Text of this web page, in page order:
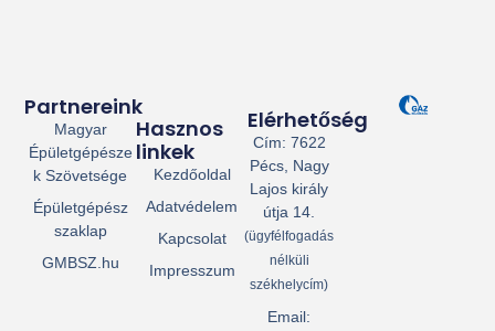
Elérhetőség
Cím: 7622
Pécs, Nagy
Lajos király
útja 14.
(ügyfélfogadás
nélküli
székhelycím)
Email:
Hasznos
linkek
Kezdőoldal
Adatvédelem
Kapcsolat
Impresszum
Partnereink
Magyar
Épületgépésze
k Szövetsége
Épületgépész
szaklap
GMBSZ.hu